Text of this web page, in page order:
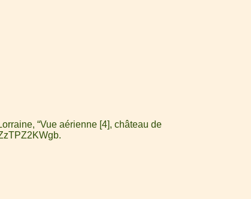
“Vue aérienne [4], château de
.